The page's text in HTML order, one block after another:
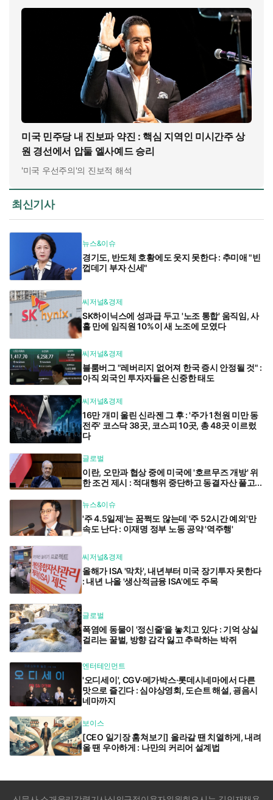
미국 민주당 내 진보파 약진 : 핵심 지역인 미시간주 상
원 경선에서 압둘 엘사예드 승리
'미국 우선주의'의 진보적 해석
최신기사
뉴스&이슈
경기도, 반도체 호황에도 웃지 못한다 : 추미애 "빈
껍데기 부자 신세"
씨저널&경제
SK하이닉스에 성과급 두고 '노조 통합' 움직임, 사
흘 만에 임직원 10%이 새 노조에 모였다
씨저널&경제
블룸버그 "레버리지 없어져 한국 증시 안정될 것" :
아직 외국인 투자자들은 신중한 태도
씨저널&경제
16만 개미 울린 신라젠 그 후 : '주가 1천원 미만 동
전주' 코스닥 38곳, 코스피 10곳, 총 48곳 이르렀
다
글로벌
이란, 오만과 협상 중에 미국에 '호르무즈 개방' 위
한 조건 제시 : 적대행위 중단하고 동결자산 풀고...
뉴스&이슈
'주 4.5일제'는 꿈쩍도 않는데 '주 52시간 예외'만
속도 난다 : 이재명 정부 노동 공약 '역주행'
씨저널&경제
올해가 ISA '막차', 내년부터 미국 장기투자 못한다
: 내년 나올 '생산적금융 ISA'에도 주목
글로벌
폭염에 동물이 '정신줄'을 놓치고 있다 : 기억 상실
걸리는 꿀벌, 방향 감각 잃고 추락하는 박쥐
엔터테인먼트
'오디세이', CGV·메가박스·롯데시네마에서 다른
맛으로 즐긴다 : 심야상영회, 도슨트 해설, 굉음시
네마까지
보이스
[CEO 일기장 훔쳐보기] 올라갈 땐 치열하게, 내려
올 땐 우아하게 : 나만의 커리어 설계법